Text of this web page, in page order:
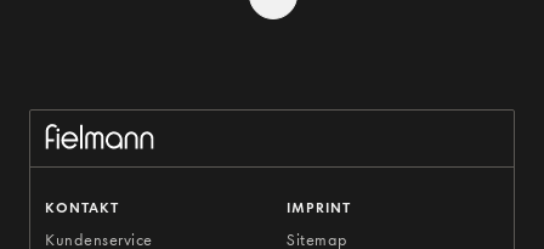
KONTAKT
Kundenservice
IMPRINT
Sitemap